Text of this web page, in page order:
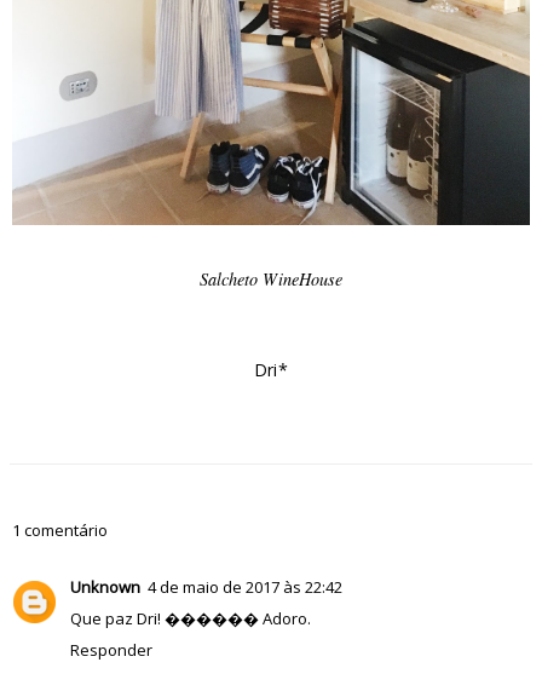
Salcheto WineHouse
Dri*
1 comentário
Unknown 4 de maio de 2017 às 22:42
Que paz Dri! ������ Adoro.
Responder